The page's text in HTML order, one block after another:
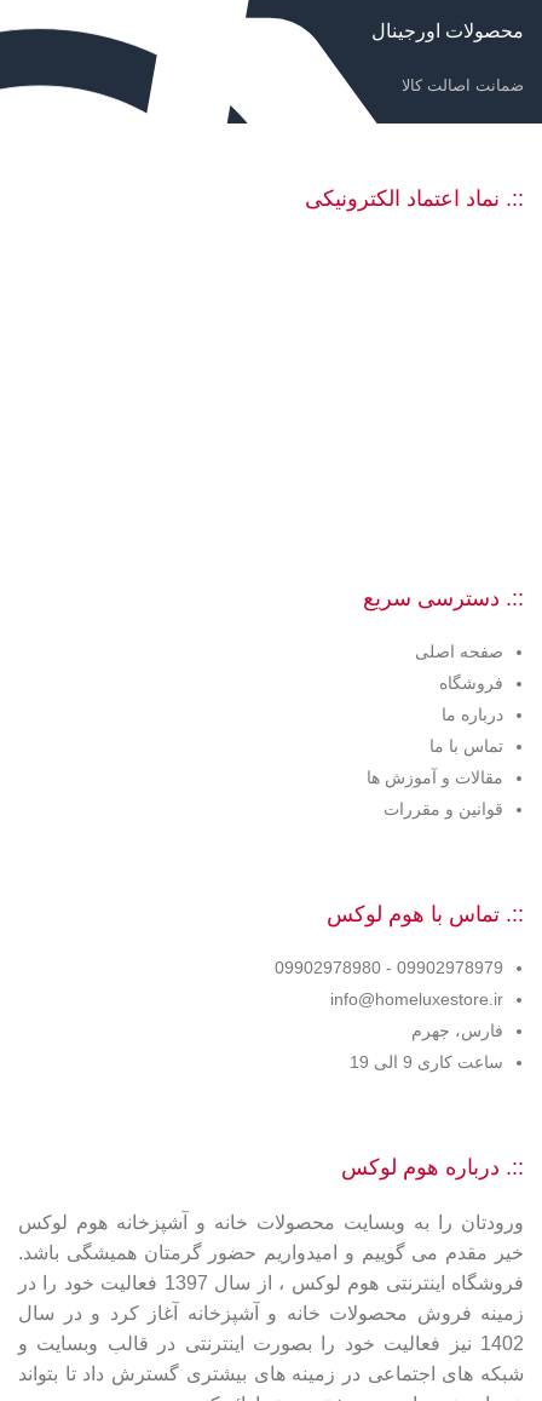
محصولات اورجینال
ضمانت اصالت کالا
::. نماد اعتماد الکترونیکی
::. دسترسی سریع
صفحه اصلی
فروشگاه
درباره ما
تماس با ما
مقالات و آموزش ها
قوانین و مقررات
::. تماس با هوم لوکس
09902978979 - 09902978980
info@homeluxestore.ir
فارس، جهرم
ساعت کاری 9 الی 19
::. درباره هوم لوکس
ورودتان را به وبسایت محصولات خانه و آشپزخانه هوم لوکس
خیر مقدم می گوییم و امیدواریم حضور گرمتان همیشگی باشد.
فروشگاه اینترنتی هوم لوکس ، از سال 1397 فعالیت خود را در
زمینه فروش محصولات خانه و آشپزخانه آغاز کرد و در سال
1402 نیز فعالیت خود را بصورت اینترنتی در قالب وبسایت و
شبکه های اجتماعی در زمینه های بیشتری گسترش داد تا بتواند